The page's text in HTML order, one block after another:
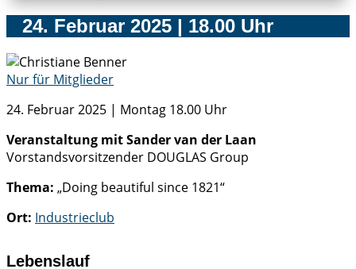
24. Februar 2025 | 18.00 Uhr
Nur für Mitglieder
24. Februar 2025 | Montag 18.00 Uhr
Veranstaltung mit Sander van der Laan
Vorstandsvorsitzender DOUGLAS Group
Thema: „Doing beautiful since 1821“
Ort: Industrieclub
Lebenslauf